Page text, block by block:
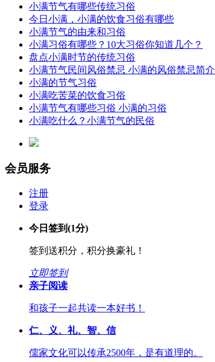
小满节气有哪些传统习俗
今日小满，小满的饮食习俗有哪些
小满节气的由来和习俗
小满习俗有哪些？10大习俗你知道几个？
盘点小满时节的传统习俗
小满节气民间风俗禁忌 小满的风俗禁忌简介
小满的节气习俗
小满吃苦菜的饮食习俗
小满节气有哪些习俗 小满的习俗
小满吃什么？小满节气的民俗
会员服务
注册
登录
今日签到(1分)
签到送积分，积分换豪礼！
立即签到
亲子阅读
和孩子一起共读一本好书！
仁、义、礼、智、信
儒家文化可以传承2500年，是有道理的。